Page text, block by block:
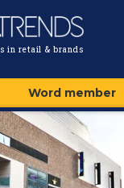
in retail & brands
Word member